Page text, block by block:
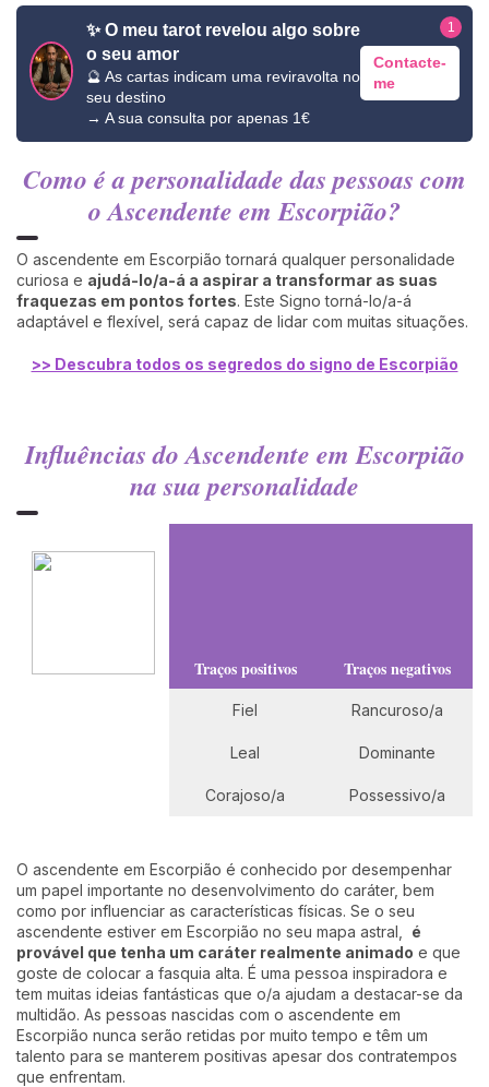
✨ O meu tarot revelou algo sobre
o seu amor
🔮 As cartas indicam uma reviravolta no
seu destino
→ A sua consulta por apenas 1€
Contacte-
me
1
Como é a personalidade das pessoas com
o Ascendente em Escorpião?
O ascendente em Escorpião tornará qualquer personalidade
curiosa e ajudá-lo/a-á a aspirar a transformar as suas
fraquezas em pontos fortes. Este Signo torná-lo/a-á
adaptável e flexível, será capaz de lidar com muitas situações.
>> Descubra todos os segredos do signo de Escorpião
Influências do Ascendente em Escorpião
na sua personalidade
Traços positivos Traços negativos
Fiel Rancuroso/a
Leal Dominante
Corajoso/a Possessivo/a
O ascendente em Escorpião é conhecido por desempenhar
um papel importante no desenvolvimento do caráter, bem
como por influenciar as características físicas. Se o seu
ascendente estiver em Escorpião no seu mapa astral, é
provável que tenha um caráter realmente animado e que
goste de colocar a fasquia alta. É uma pessoa inspiradora e
tem muitas ideias fantásticas que o/a ajudam a destacar-se da
multidão. As pessoas nascidas com o ascendente em
Escorpião nunca serão retidas por muito tempo e têm um
talento para se manterem positivas apesar dos contratempos
que enfrentam.